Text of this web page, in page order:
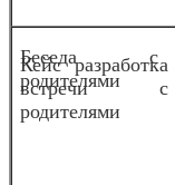
Беседа с
родителями
Кейс разработка
встречи с
родителями